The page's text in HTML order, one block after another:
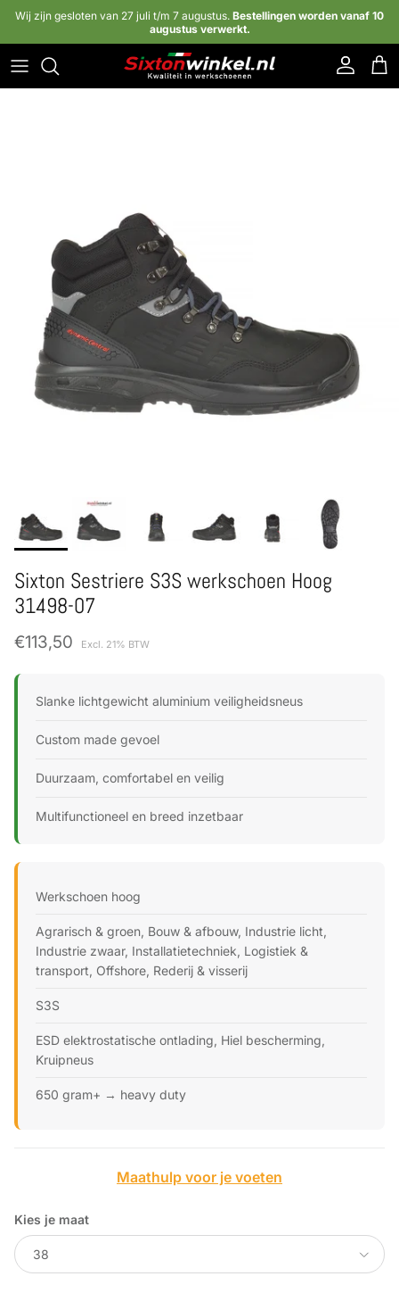
Ga naar inhoud
Wij zijn gesloten van 27 juli t/m 7 augustus. Bestellingen worden vanaf 10
augustus verwerkt.
Account
Sixton Sestriere S3S werkschoen Hoog
31498-07
Normale prijs
€113,50 Excl. 21% BTW
Slanke lichtgewicht aluminium veiligheidsneus
Custom made gevoel
Duurzaam, comfortabel en veilig
Multifunctioneel en breed inzetbaar
Werkschoen hoog
Agrarisch & groen, Bouw & afbouw, Industrie licht,
Industrie zwaar, Installatietechniek, Logistiek &
transport, Offshore, Rederij & visserij
S3S
ESD elektrostatische ontlading, Hiel bescherming,
Kruipneus
650 gram+ → heavy duty
Maathulp voor je voeten
Kies je maat
38